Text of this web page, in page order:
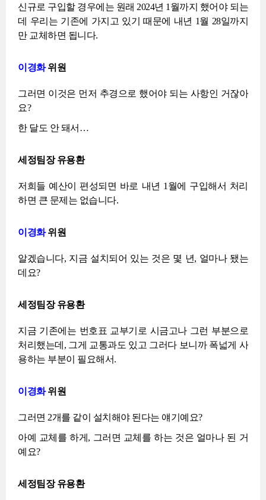
신규로 구입할 경우에는 원래 2024년 1월까지 했어야 되는
데 우리는 기존에 가지고 있기 때문에 내년 1월 28일까지
만 교체하면 됩니다.
이경화위원
그러면 이것은 먼저 추경으로 했어야 되는 사항인 거잖아
요?
한 달도 안 돼서…
세정팀장 유용환
저희들 예산이 편성되면 바로 내년 1월에 구입해서 처리
하면 큰 문제는 없습니다.
이경화위원
알겠습니다, 지금 설치되어 있는 것은 몇 년, 얼마나 됐는
데요?
세정팀장 유용환
지금 기존에는 번호표 교부기로 시금고나 그런 부분으로
처리했는데, 그게 교통과도 있고 그러다 보니까 폭넓게 사
용하는 부분이 필요해서.
이경화위원
그러면 2개를 같이 설치해야 된다는 얘기예요?
아예 교체를 하게, 그러면 교체를 하는 것은 얼마나 된 거
예요?
세정팀장 유용환